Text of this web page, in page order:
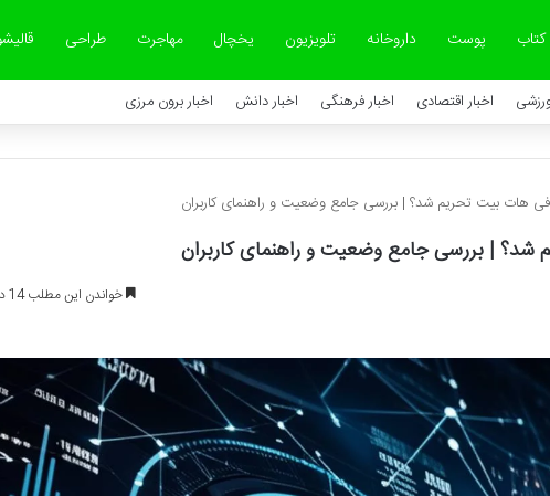
کتاب پوست داروخانه تلویزیون یخچال مهاجرت طراحی
اخبار اقتصادی اخبار فرهنگی اخبار دانش اخبار برون مرزی
هات بیت تحریم شد؟ | بررسی جامع وضعیت و راهنمای کاربران
| بررسی جامع وضعیت و راهنمای کاربران
خواندن این مطلب 14 دقیقه زمان میبرد